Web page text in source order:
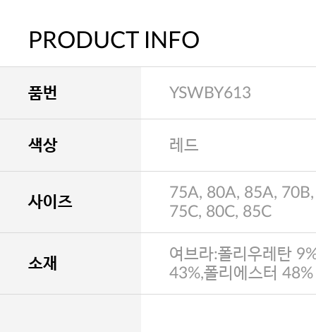
PRODUCT INFO
품번 YSWBY613
색상 레드
사이즈
75A, 80A, 85A,
75C, 80C, 85C
소재
여브라:폴리우레탄
43%,폴리에스터 48%